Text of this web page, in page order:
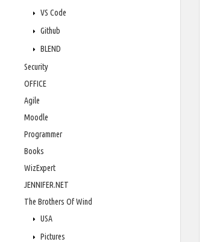
VS Code
Github
BLEND
Security
OFFICE
Agile
Moodle
Programmer
Books
WizExpert
JENNIFER.NET
The Brothers Of Wind
USA
Pictures